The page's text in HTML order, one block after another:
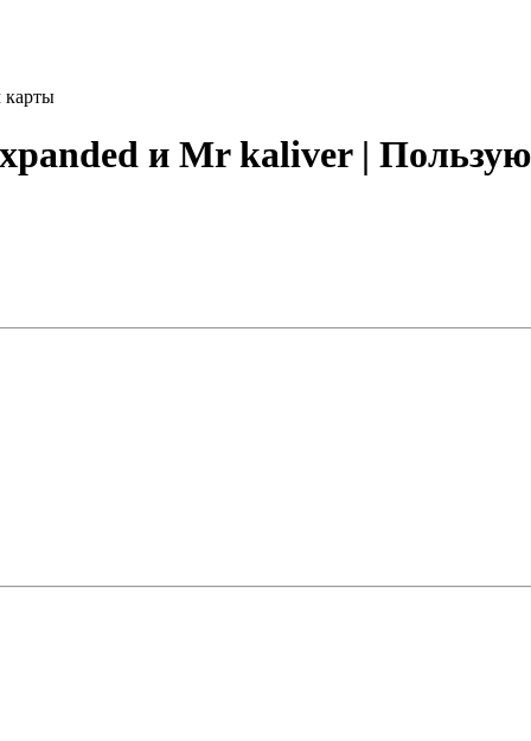
карты
и Mr kaliver |